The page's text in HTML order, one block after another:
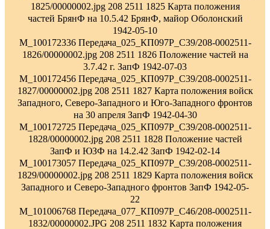
1825/00000002.jpg 208 2511 1825 Карта положения
частей БрянФ на 10.5.42 БрянФ, майор Оболонский
1942-05-10
M_100172336 Передача_025_КП097Р_С39/208-0002511-
1826/00000002.jpg 208 2511 1826 Положение частей на
3.7.42 г. ЗапФ 1942-07-03
M_100172456 Передача_025_КП097Р_С39/208-0002511-
1827/00000002.jpg 208 2511 1827 Карта положения войск
Западного, Северо-Западного и Юго-Западного фронтов
на 30 апреля ЗапФ 1942-04-30
M_100172725 Передача_025_КП097Р_С39/208-0002511-
1828/00000002.jpg 208 2511 1828 Положение частей
ЗапФ и ЮЗФ на 14.2.42 ЗапФ 1942-02-14
M_100173057 Передача_025_КП097Р_С39/208-0002511-
1829/00000002.jpg 208 2511 1829 Карта положения войск
Западного и Северо-Западного фронтов ЗапФ 1942-05-
22
M_101006768 Передача_077_КП097Р_С46/208-0002511-
1832/00000002.JPG 208 2511 1832 Карта положения